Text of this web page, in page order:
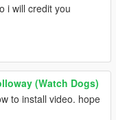
i will credit you
(Watch Dogs)
to install video. hope